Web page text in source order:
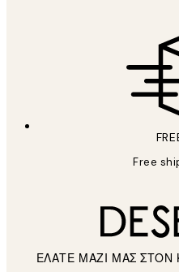
Free
ΕΛΑΤΕ ΜΑΖΙ ΜΑΣ